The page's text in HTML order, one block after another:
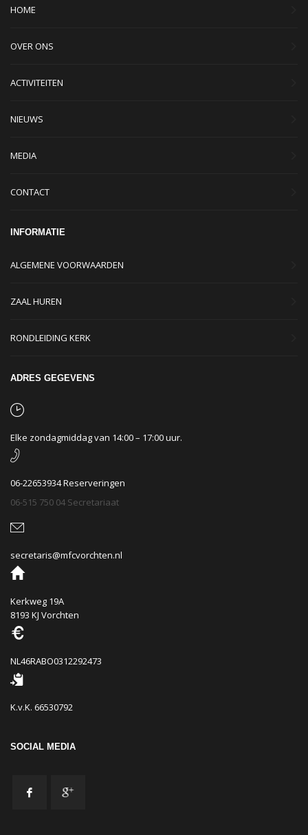
HOME
OVER ONS
ACTIVITEITEN
NIEUWS
MEDIA
CONTACT
INFORMATIE
ALGEMENE VOORWAARDEN
ZAAL HUREN
RONDLEIDING KERK
ADRES GEGEVENS
Elke zondagmiddag van 14:00 – 17:00 uur.
06-22653934 Reserveringen
06-515 750 04 Secretariaat
secretaris@mfcvorchten.nl
Kerkweg 19A
8193 KJ Vorchten
NL46RABO0312292473
K.v.K. 66530792
SOCIAL MEDIA